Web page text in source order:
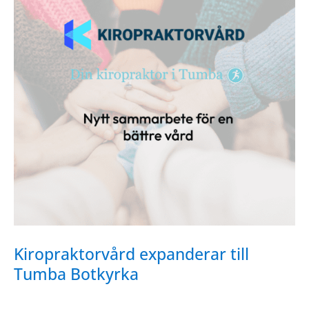
Kiropraktorvård expanderar till
Tumba Botkyrka